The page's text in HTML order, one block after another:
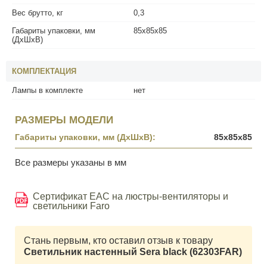
Вес брутто, кг
0,3
Габариты упаковки, мм
(ДхШхВ)
85x85x85
КОМПЛЕКТАЦИЯ
Лампы в комплекте нет
РАЗМЕРЫ МОДЕЛИ
Габариты упаковки, мм (ДхШхВ): 85x85x85
Все размеры указаны в мм
Сертификат EAC на люстры-вентиляторы и
светильники Faro
Стань первым, кто оставил отзыв к товару
Светильник настенный Sera black (62303FAR)